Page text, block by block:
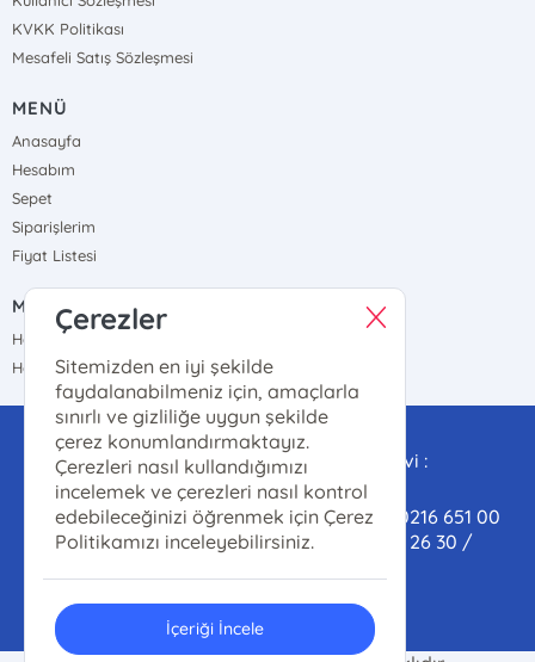
KVKK Politikası
Mesafeli Satış Sözleşmesi
MENÜ
Anasayfa
Hesabım
Sepet
Siparişlerim
Fiyat Listesi
MÜŞTERİ HİZMETLERİ
Hafta içi : 09.00-17.00
Hafta sonu : 09.00-17.00
Satış ve Dağıtım Destek:
satis@marmarailahiyatvakfi.org Yayınevi :
yayinevi@marmarailahiyatvakfi.org
Satış-Dağıtım Tel/Whatsapp (Toptan) : 0216 651 00
61 / Kitap-kahve(Perakende) : 0 553 804 26 30 /
Çerezler
Sitemizden en iyi şekilde
faydalanabilmeniz için, amaçlarla
sınırlı ve gizliliğe uygun şekilde
çerez konumlandırmaktayız.
Çerezleri nasıl kullandığımızı
incelemek ve çerezleri nasıl kontrol
edebileceğinizi öğrenmek için Çerez
Politikamızı inceleyebilirsiniz.
İçeriği İncele